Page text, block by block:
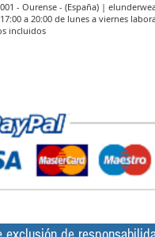
- Ourense - (España) |
a 20:00 de lunes a viernes
incluidos